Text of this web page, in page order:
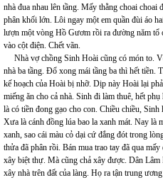
nhà đua nhau lên tầng. Mấy thằng choai choai
phân khối lớn. Lôi ngay một em quần đùi áo
lượn một vòng Hồ Gươm rồi ra đường năm tổ
vào cột điện. Chết vãn.
Nhà vợ chồng Sinh Hoài cũng có món to.
nhà ba tầng. Đổ xong mái tầng ba thì hết tiền.
kế hoạch của Hoài bị nhỡ. Dịp này Hoài lại
miếng ăn cho cả nhà. Sinh đi làm thuê, hết
là có tiền đong gạo cho con. Chiều chiều,
Xưa là cánh đồng lúa bao la xanh mát. Nay là
xanh, sao cái màu cỏ dại cứ đắng đót trong
thửa đã phân rồi. Bán mua trao tay đã qua
xây biệt thự. Mà cũng chả xây được. Dân
xây nhà trên đất của làng. Họ ra tận trung